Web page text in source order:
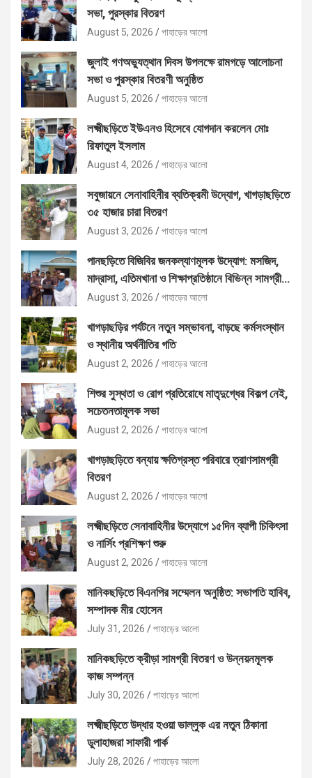
সভা, পুরস্কার বিতরণ
August 5, 2026 পাহাড়ের আলো
জুলাই গণঅভ্যুত্থান দিবস উপলক্ষে রামগড়ে আলোচনা
সভা ও পুরস্কার বিতরণী অনুষ্ঠিত
August 5, 2026 পাহাড়ের আলো
লক্ষ্মীছড়িতে ইউএনও হিসেবে যোগদান করলেন মোঃ
রিফাতুল ইসলাম
August 4, 2026 পাহাড়ের আলো
সবুজায়নে সেনাবাহিনীর ব্যতিক্রমী উদ্যোগ, খাগড়াছড়িতে
৩৫ হাজার চারা বিতরণ
August 3, 2026 পাহাড়ের আলো
পানছড়িতে বিজিবির জনকল্যাণমূলক উদ্যোগ: মসজিদ,
মাদ্রাসা, এতিমখানা ও শিক্ষাপ্রতিষ্ঠানে বিভিন্ন সামগ্রী
বিতরণ
August 3, 2026 পাহাড়ের আলো
খাগড়াছড়ির পর্যটনে নতুন সম্ভাবনা, বাড়ছে কর্মসংস্থান
ও স্থানীয় অর্থনীতির গতি
August 2, 2026 পাহাড়ের আলো
শিশুর সুস্থতা ও রোগ প্রতিরোধে মাতৃদুগ্ধের বিকল্প নেই,
সচেতনতামূলক সভা
August 2, 2026 পাহাড়ের আলো
খাগড়াছড়িতে বন্যায় ক্ষতিগ্রস্ত পরিবারে ত্রাণসামগ্রী
বিতরণ
August 2, 2026 পাহাড়ের আলো
লক্ষ্মীছড়িতে সেনাবাহিনীর উদ্যোগে ১৫দিন ব্যাপী চিকিৎসা
ও নার্সিং প্রশিক্ষণ শুরু
August 2, 2026 পাহাড়ের আলো
মানিকছড়িতে বিএনপির সম্মেলন অনুষ্ঠিত: সভাপতি হাবিব,
সম্পাদক মীর হোসেন
July 31, 2026 পাহাড়ের আলো
মানিকছড়িতে ক্রীড়া সামগ্রী বিতরণ ও উন্নয়নমূলক
কাজ সম্পন্ন
July 30, 2026 পাহাড়ের আলো
লক্ষ্মীছড়িতে উদ্ধার হওয়া ভাল্লুক এর নতুন ঠিকানা
ডুলাহাজরা সাফারী পার্ক
July 28, 2026 পাহাড়ের আলো